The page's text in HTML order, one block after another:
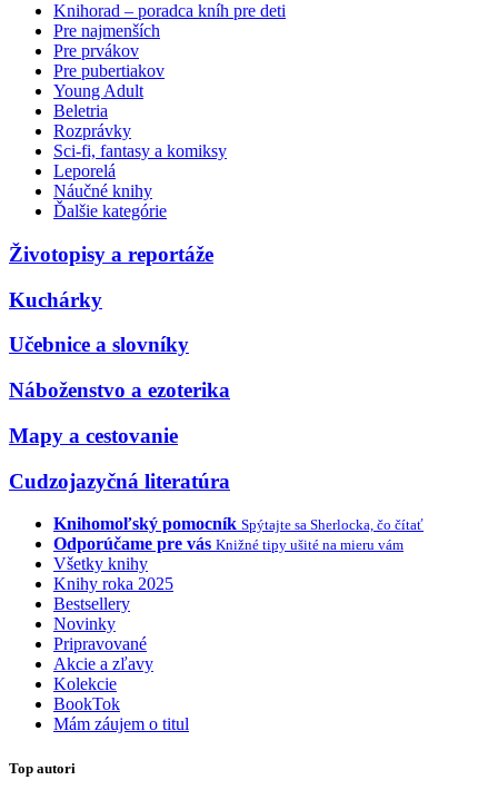
Knihorad – poradca kníh pre deti
Pre najmenších
Pre prvákov
Pre pubertiakov
Young Adult
Beletria
Rozprávky
Sci-fi, fantasy a komiksy
Leporelá
Náučné knihy
Ďalšie kategórie
Životopisy a reportáže
Kuchárky
Učebnice a slovníky
Náboženstvo a ezoterika
Mapy a cestovanie
Cudzojazyčná literatúra
Knihomoľský pomocník Spýtajte sa Sherlocka, čo čítať
Odporúčame pre vás Knižné tipy ušité na mieru vám
Všetky knihy
Knihy roka 2025
Bestsellery
Novinky
Pripravované
Akcie a zľavy
Kolekcie
BookTok
Mám záujem o titul
Top autori